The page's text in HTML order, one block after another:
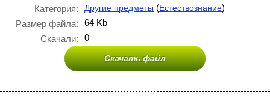
Категория:
Другие предметы (Естествознание)
Размер файла:
64 Kb
Скачали:
0
Скачать файл